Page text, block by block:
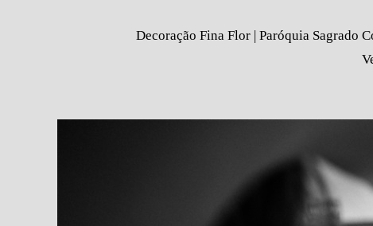
Decoração Fina Flor | Paróquia Sagrado